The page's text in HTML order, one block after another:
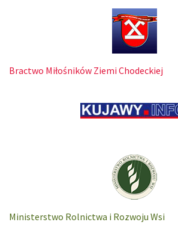
Bractwo Miłośników Ziemi Chodeckiej
Ministerstwo Rolnictwa i Rozwoju Wsi